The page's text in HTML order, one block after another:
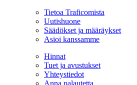
Tietoa Traficomista
Uutishuone
Säädökset ja määräykset
Asioi kanssamme
Hinnat
Tuet ja avustukset
Yhteystiedot
Anna palautetta